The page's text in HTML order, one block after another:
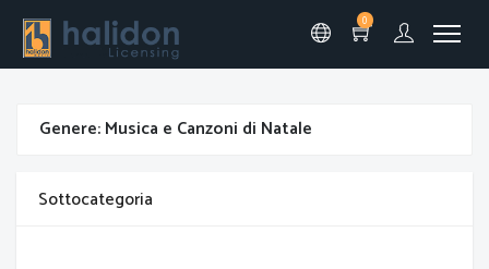
0
Genere: Musica e Canzoni di Natale
Sottocategoria